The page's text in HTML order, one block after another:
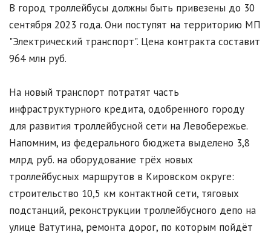
В город троллейбусы должны быть привезены до 30
сентября 2023 года. Они поступят на территорию МП
"Электрический транспорт". Цена контракта составит
964 млн руб.
На новый транспорт потратят часть
инфраструктурного кредита, одобренного городу
для развития троллейбусной сети на Левобережье.
Напомним, из федерального бюджета выделено 3,8
млрд руб. на оборудование трёх новых
троллейбусных маршрутов в Кировском округе:
строительство 10,5 км контактной сети, тяговых
подстанций, реконструкции троллейбусного депо на
улице Ватутина, ремонта дорог, по которым пойдёт